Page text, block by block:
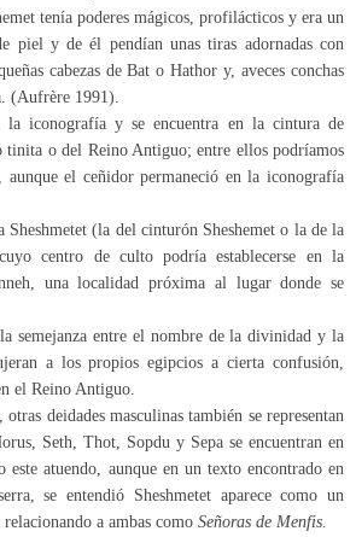
tenía poderes mágicos, profilácticos y era un
piel y de él pendían unas tiras adornadas con
cabezas de Bat o Hathor y, aveces conchas
(Aufrère 1991).
la iconografía y se encuentra en la cintura de
tinita o del Reino Antiguo; entre ellos podríamos
el ceñidor permaneció en la iconografía
(la del cinturón Sheshemet o la de la
centro de culto podría establecerse en la
una localidad próxima al lugar donde se
semejanza entre el nombre de la divinidad y la
a los propios egipcios a cierta confusión,
el Reino Antiguo.
deidades masculinas también se representan
Seth, Thot, Sopdu y Sepa se encuentran en
este atuendo, aunque en un texto encontrado en
se entendió Sheshmetet aparece como un
a ambas como Señoras de Menfis.